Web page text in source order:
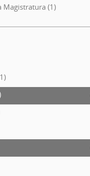
Magistratura (1)